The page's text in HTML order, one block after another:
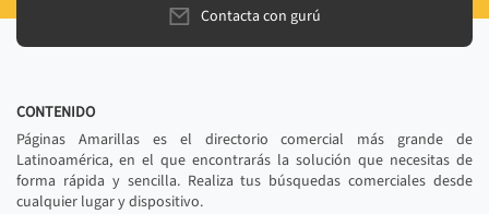
Contacta con gurú
CONTENIDO
Páginas Amarillas es el directorio comercial más grande de
Latinoamérica, en el que encontrarás la solución que necesitas de
forma rápida y sencilla. Realiza tus búsquedas comerciales desde
cualquier lugar y dispositivo.